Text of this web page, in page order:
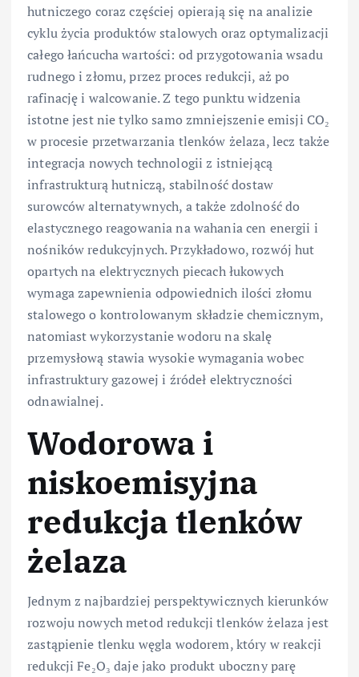
hutniczego coraz częściej opierają się na analizie
cyklu życia produktów stalowych oraz optymalizacji
całego łańcucha wartości: od przygotowania wsadu
rudnego i złomu, przez proces redukcji, aż po
rafinację i walcowanie. Z tego punktu widzenia
istotne jest nie tylko samo zmniejszenie emisji CO₂
w procesie przetwarzania tlenków żelaza, lecz także
integracja nowych technologii z istniejącą
infrastrukturą hutniczą, stabilność dostaw
surowców alternatywnych, a także zdolność do
elastycznego reagowania na wahania cen energii i
nośników redukcyjnych. Przykładowo, rozwój hut
opartych na elektrycznych piecach łukowych
wymaga zapewnienia odpowiednich ilości złomu
stalowego o kontrolowanym składzie chemicznym,
natomiast wykorzystanie wodoru na skalę
przemysłową stawia wysokie wymagania wobec
infrastruktury gazowej i źródeł elektryczności
odnawialnej.
Wodorowa i
niskoemisyjna
redukcja tlenków
żelaza
Jednym z najbardziej perspektywicznych kierunków
rozwoju nowych metod redukcji tlenków żelaza jest
zastąpienie tlenku węgla wodorem, który w reakcji
redukcji Fe₂O₃ daje jako produkt uboczny parę